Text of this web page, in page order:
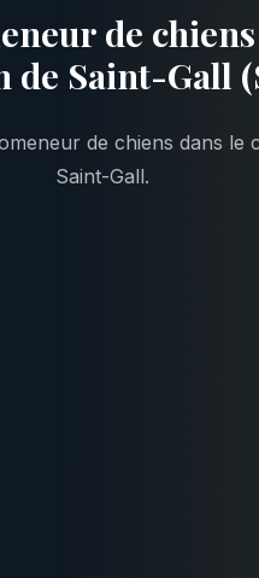
de
de Saint-Gall
de chiens dans le
Saint-Gall.